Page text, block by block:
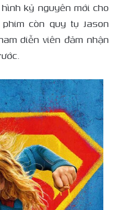
kỷ nguyên mới cho
còn quy tụ Jason
diễn viên đảm nhận